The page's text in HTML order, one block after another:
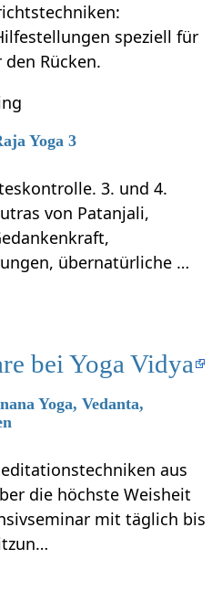
speziell für
den Rücken.
Yoga 3
3. und 4.
von Patanjali,
übernatürliche …
bei Yoga Vidya
Yoga, Vedanta,
aus
die höchste Weisheit
mit täglich bis